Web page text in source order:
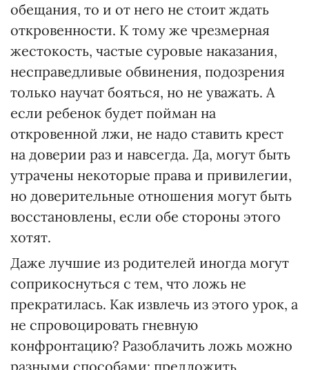
обещания, то и от него не стоит ждать
откровенности. К тому же чрезмерная
жестокость, частые суровые наказания,
несправедливые обвинения, подозрения
только научат бояться, но не уважать. А
если ребенок будет пойман на
откровенной лжи, не надо ставить крест
на доверии раз и навсегда. Да, могут быть
утрачены некоторые права и привилегии,
но доверительные отношения могут быть
восстановлены, если обе стороны этого
хотят.
Даже лучшие из родителей иногда могут
соприкоснуться с тем, что ложь не
прекратилась. Как извлечь из этого урок, а
не спровоцировать гневную
конфронтацию? Разоблачить ложь можно
разными способами: предложить